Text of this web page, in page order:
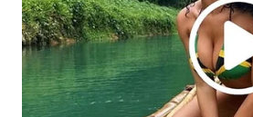
WAHANA
TV
WAHANANEWS